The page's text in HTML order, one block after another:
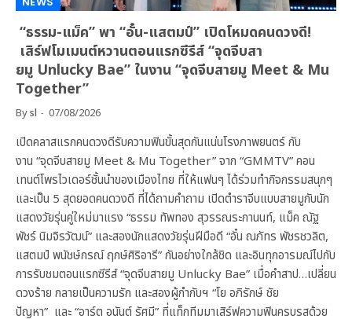
“ธรรม-แม็ค” พา “อั๋น-แสตมป์” เปิดโหมดคนดวงดี!
เสิร์ฟโมเมนต์หวานตอนแรกซีรีส์ “จุดจีบสา
ยมู Unlucky Bae” ในงาน “จุดจีบสายมู Meet & Mu
Together”
Bysl 07/08/2026
เปิดคลาสแรกคนดวงดีรับความฟินขั้นสุดกันแน่นโรงภาพยนตร์ กับ
งาน “จุดจีบสายมู Meet & Mu Together” จาก “GMMTV” คอน
เทนต์โพรไวเดอร์ชั้นนำของเมืองไทย ที่ให้แฟนๆ ได้ร่วมทำกิจกรรมสนุกๆ
และเป็น 5 สุดยอดคนดวงดี ที่ได้ถามคำถาม เปิดตำราจีบแบบสายมูกับนัก
แสดงวัยรุ่นคู่ใหม่มาแรง “ธรรม ทัพทอง สุวรรณระกานนท์, แม็ค ณัฐ
พัชร์ นิมจิรวัฒน์” และสองนักแสดงวัยรุ่นฝีมือดี “อั๋น ณภัทร พัชรชวลิต,
แสตมป์ พนัชษ์กรณ์ ฤกษ์ศิริอารี” กันอย่างใกล้ชิด และอินทุกอารมณ์ไปกับ
การรับชมตอนแรกซีรีส์ “จุดจีบสายมู Unlucky Bae” เมื่อคำสาป…เปลี่ยน
ดวงร้าย กลายเป็นความรัก และสองผู้กำกับฯ “โย อภิรักษ์ ชัย
ปัญหา” และ “อาร์ต อนันต์ รัศมี” ที่แท็กทีมมาเสิร์ฟความฟินครบรสด้วย